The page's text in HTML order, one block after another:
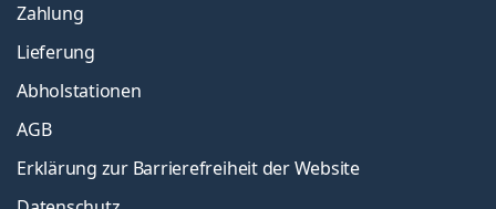
Zahlung
Lieferung
Abholstationen
AGB
Erklärung zur Barrierefreiheit der Website